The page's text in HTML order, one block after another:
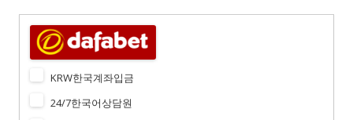
KRW한국계좌입금
24/7한국어상담원